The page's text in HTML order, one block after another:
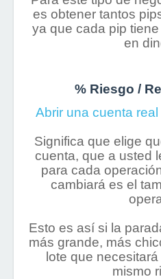
es obtener tantos
ya que cada pip
en
% Riesgo /
Abrir una cuenta
Significa que elige
cuenta, que a usted
para cada
cambiará es el
Esto es así si la
más grande, más
lote que
mismo